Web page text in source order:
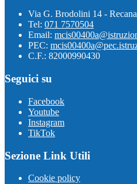
Via G. Brodolini 14 -
Tel: 071 7570504
Email:
PEC:
C.F.: 82000990430
Seguici su
Facebook
Youtube
Instagram
TikTok
Sezione Link Utili
Cookie policy